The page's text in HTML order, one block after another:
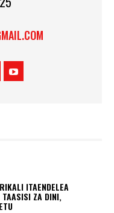
ITAENDELEA
ZA DINI,